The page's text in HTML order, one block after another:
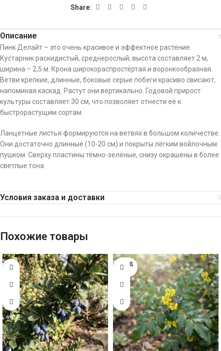
Share:
Описание
Пинк Делайт – это очень красивое и эффектное растение.
Кустарник раскидистый, среднерослый, высота составляет 2 м,
ширина – 2,5 м. Крона широкораспростёртая и воронкообразная.
Ветви крепкие, длинные, боковые серые побеги красиво свисают,
напоминая каскад. Растут они вертикально. Годовой прирост
культуры составляет 30 см, что позволяет отнести её к
быстрорастущим сортам.
Ланцетные листья формируются на ветвях в большом количестве.
Они достаточно длинные (10-20 см) и покрыты лёгким войлочным
пушком. Сверху пластины тёмно-зелёные, снизу окрашены в более
светлые тона.
Условия заказа и доставки
Похожие товары
ПРОД
АНО